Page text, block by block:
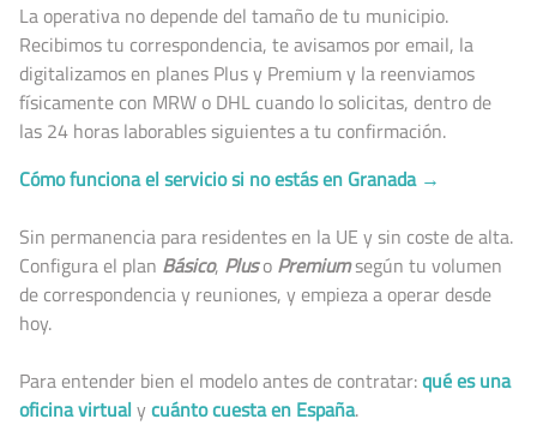
La operativa no depende del tamaño de tu municipio.
Recibimos tu correspondencia, te avisamos por email, la
digitalizamos en planes Plus y Premium y la reenviamos
físicamente con MRW o DHL cuando lo solicitas, dentro de
las 24 horas laborables siguientes a tu confirmación.
Cómo funciona el servicio si no estás en Granada →
Sin permanencia para residentes en la UE y sin coste de alta.
Configura el plan Básico, Pluso Premiumsegún tu volumen
de correspondencia y reuniones, y empieza a operar desde
hoy.
Para entender bien el modelo antes de contratar:qué es una
oficina virtual ycuánto cuesta en España.